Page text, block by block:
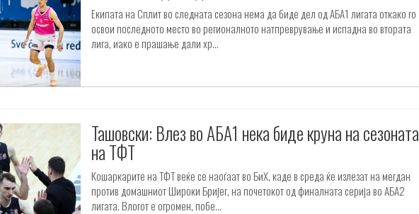
Екипата на Сплит во следната сезона нема да биде дел од АБА1 лигата откако го
освои последното место во регионалното натпреврување и испадна во втората
лига, иако е прашање дали хр...
Ташовски: Влез во АБА1 нека биде круна на сезоната
на ТФТ
Кошаркарите на ТФТ веќе се наоѓаат во БиХ, каде в среда ќе излезат на мегдан
против домашниот Широки Бријег, на почетокот од финалната серија во АБА2
лигата. Влогот е огромен, побе...